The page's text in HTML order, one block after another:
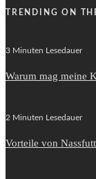
TRENDING ON
3 Minuten Lesedauer
Warum mag meine
2 Minuten Lesedauer
Vorteile von